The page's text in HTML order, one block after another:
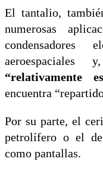
El tantalio,
numerosas
“relativamente
encuentra
Por su parte, el
petrolífero o el
como pantallas.